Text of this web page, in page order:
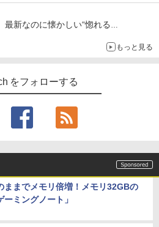
最新なのに懐かしい“惚れる
もっと見る
をフォローする
ままでメモリ倍増！メモリ32GBの
ーミングノート」